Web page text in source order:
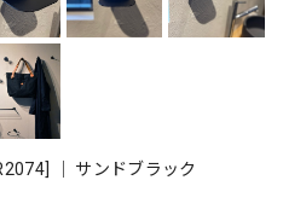
｜ サンドブラック